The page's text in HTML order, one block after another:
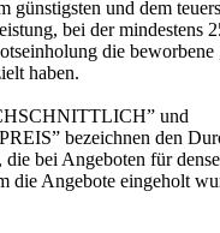
günstigsten und dem
bei der mindestens
die
haben.
und
bezeichnen den
die bei Angeboten für
die Angebote eingeholt